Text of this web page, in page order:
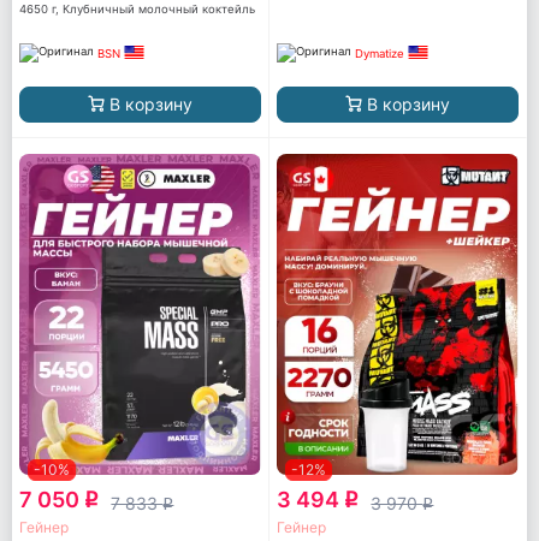
4650 г, Клубничный молочный коктейль
BSN
В корзину
Dymatize
В корзину
-10%
7 050 q 7 833q
Гейнер
-12%
3 494 q 3 970q
Гейнер